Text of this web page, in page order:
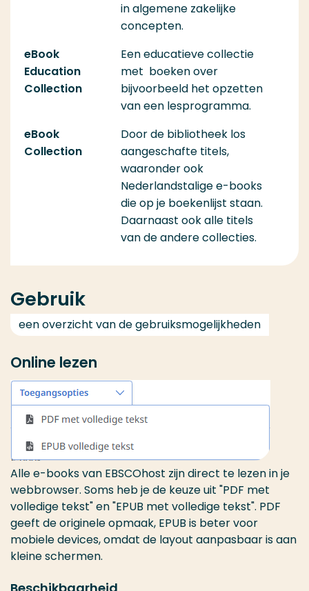
in algemene zakelijke
concepten.
eBook
Education
Collection
Een educatieve collectie
met boeken over
bijvoorbeeld het opzetten
van een lesprogramma.
eBook
Collection
Door de bibliotheek los
aangeschafte titels,
waaronder ook
Nederlandstalige e-books
die op je boekenlijst staan.
Daarnaast ook alle titels
van de andere collecties.
Gebruik
een overzicht van de gebruiksmogelijkheden
Online lezen
Alle e-books van EBSCOhost zijn direct te lezen in je
webbrowser. Soms heb je de keuze uit "PDF met
volledige tekst" en "EPUB met volledige tekst". PDF
geeft de originele opmaak, EPUB is beter voor
mobiele devices, omdat de layout aanpasbaar is aan
kleine schermen.